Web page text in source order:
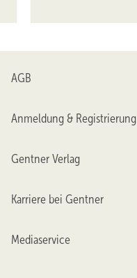
AGB
Anmeldung & Registrierung
Gentner Verlag
Karriere bei Gentner
Mediaservice